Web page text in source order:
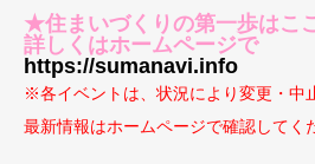
★住まいづくりの第一歩はこ
詳しくはホームページで
https://sumanavi.info
※各イベントは、状況により変更・中
最新情報はホームページで確認してく